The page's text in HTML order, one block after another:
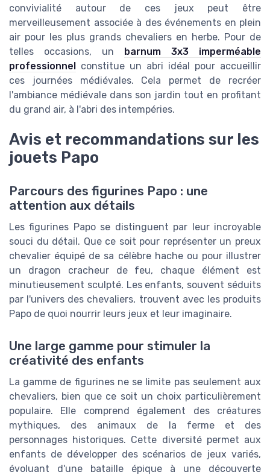
convivialité autour de ces jeux peut être
merveilleusement associée à des événements en plein
air pour les plus grands chevaliers en herbe. Pour de
telles occasions, un barnum 3x3 imperméable
professionnel constitue un abri idéal pour accueillir
ces journées médiévales. Cela permet de recréer
l'ambiance médiévale dans son jardin tout en profitant
du grand air, à l'abri des intempéries.
Avis et recommandations sur les
jouets Papo
Parcours des figurines Papo : une
attention aux détails
Les figurines Papo se distinguent par leur incroyable
souci du détail. Que ce soit pour représenter un preux
chevalier équipé de sa célèbre hache ou pour illustrer
un dragon cracheur de feu, chaque élément est
minutieusement sculpté. Les enfants, souvent séduits
par l'univers des chevaliers, trouvent avec les produits
Papo de quoi nourrir leurs jeux et leur imaginaire.
Une large gamme pour stimuler la
créativité des enfants
La gamme de figurines ne se limite pas seulement aux
chevaliers, bien que ce soit un choix particulièrement
populaire. Elle comprend également des créatures
mythiques, des animaux de la ferme et des
personnages historiques. Cette diversité permet aux
enfants de développer des scénarios de jeux variés,
évoluant d'une bataille épique à une découverte